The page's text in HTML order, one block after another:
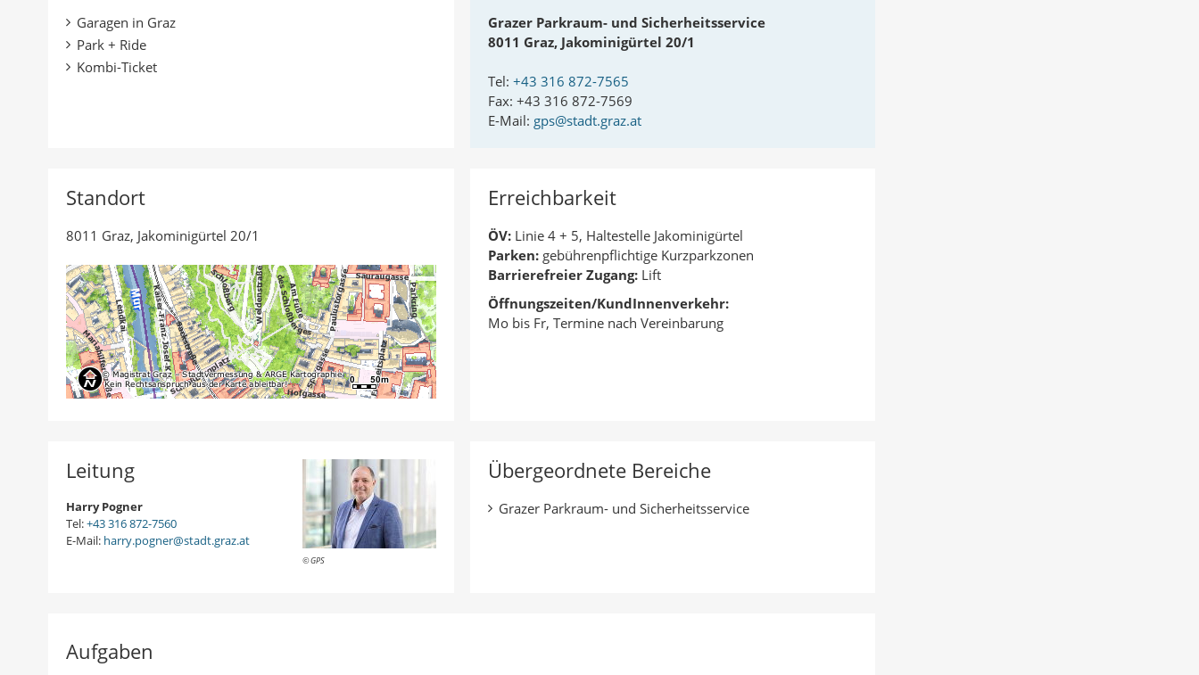
:
c
k
a
o
r
u
c
k
e
n
Garagen in Graz
Park + Ride
Kombi-Ticket
Grazer Parkraum- und Sicherheitsservice
8011 Graz, Jakominigürtel 20/1
Tel: +43 316 872-7565
Fax: +43 316 872-7569
E-Mail: gps@stadt.graz.at
Standort
8011 Graz, Jakominigürtel 20/1
Erreichbarkeit
ÖV:Linie 4 + 5, Haltestelle Jakominigürtel
Parken:gebührenpflichtige Kurzparkzonen
Barrierefreier Zugang:Lift
Öffnungszeiten/KundInnenverkehr:
Mo bis Fr, Termine nach Vereinbarung
© GPS
Leitung
Harry Pogner
Tel:+43 316 872-7560
E-Mail: harry.pogner@stadt.graz.at
Übergeordnete Bereiche
Grazer Parkraum- und Sicherheitsservice
Aufgaben